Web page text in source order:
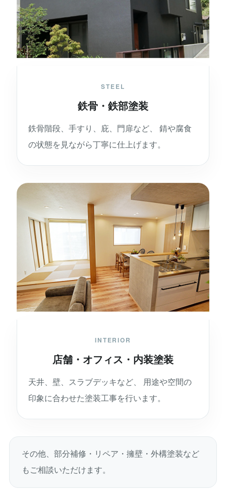
STEEL
鉄骨・鉄部塗装
鉄骨階段、手すり、庇、門扉など、 錆や腐食
の状態を見ながら丁寧に仕上げます。
INTERIOR
店舗・オフィス・内装塗装
天井、壁、スラブデッキなど、 用途や空間の
印象に合わせた塗装工事を行います。
その他、部分補修・リペア・擁壁・外構塗装など
もご相談いただけます。